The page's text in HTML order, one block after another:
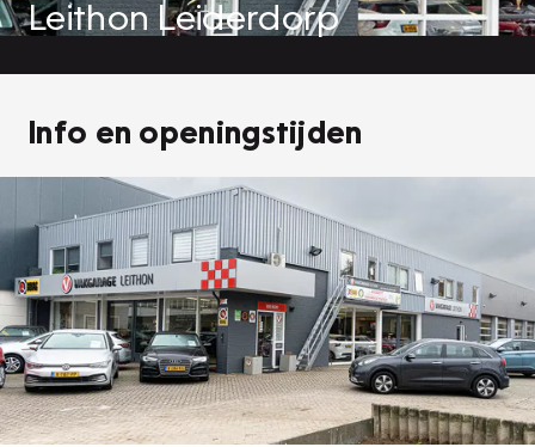
Leithon Leiderdorp
Info en openingstijden